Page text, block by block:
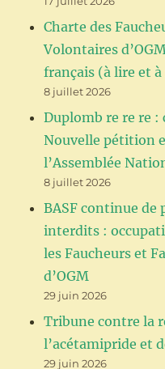
Charte des
Volontaires
français (à lire et
8 juillet 2026
Duplomb re re re :
Nouvelle pétition
l’Assemblée
8 juillet 2026
BASF continue de
interdits :
les Faucheurs et
d’OGM
29 juin 2026
Tribune contre la
l’acétamipride et
29 juin 2026